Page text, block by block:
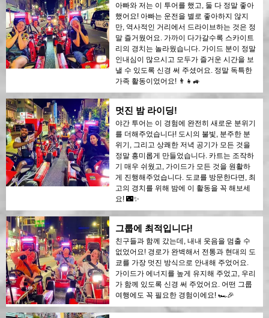
아빠와 저는 이 투어를 했고, 둘 다 정말 좋아
했어요! 아빠는 운전을 별로 좋아하지 않지
만, 역사적인 거리에서 드라이브하는 것은 정
말 즐거웠어요. 가까이 다가갈수록 스카이트
리의 경치는 놀라웠습니다. 가이드 분이 정말
인내심이 많으시고 모두가 즐거운 시간을 보
낼 수 있도록 신경 써 주셨어요. 정말 독특한
가족 활동이었어요! 👨‍👧🚙
멋진 밤 라이딩!
야간 투어는 이 경험에 완전히 새로운 분위기
를 더해주었습니다! 도시의 불빛, 분주한 분
위기, 그리고 상쾌한 저녁 공기가 모든 것을
정말 흥미롭게 만들었습니다. 카트는 조작하
기 매우 쉬웠고, 가이드가 모든 것을 원활하
게 진행해주었습니다. 도쿄를 방문한다면, 최
고의 경치를 위해 밤에 이 활동을 꼭 해보세
요! 🌃✨
그룹에 최적입니다!
친구들과 함께 갔는데, 내내 웃음을 멈출 수
없었어요! 경로가 완벽해서 전통과 현대의 도
쿄를 가장 멋진 방식으로 안내해 주었어요.
가이드가 에너지를 높게 유지해 주었고, 우리
가 함께 있도록 신경 써 주었어요. 어떤 그룹
여행에도 꼭 필요한 경험이에요! 🏎️🎉